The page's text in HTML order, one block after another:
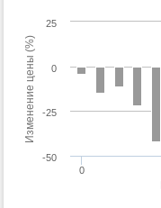
Изменение цены (%)
0
0
-50
-25
25